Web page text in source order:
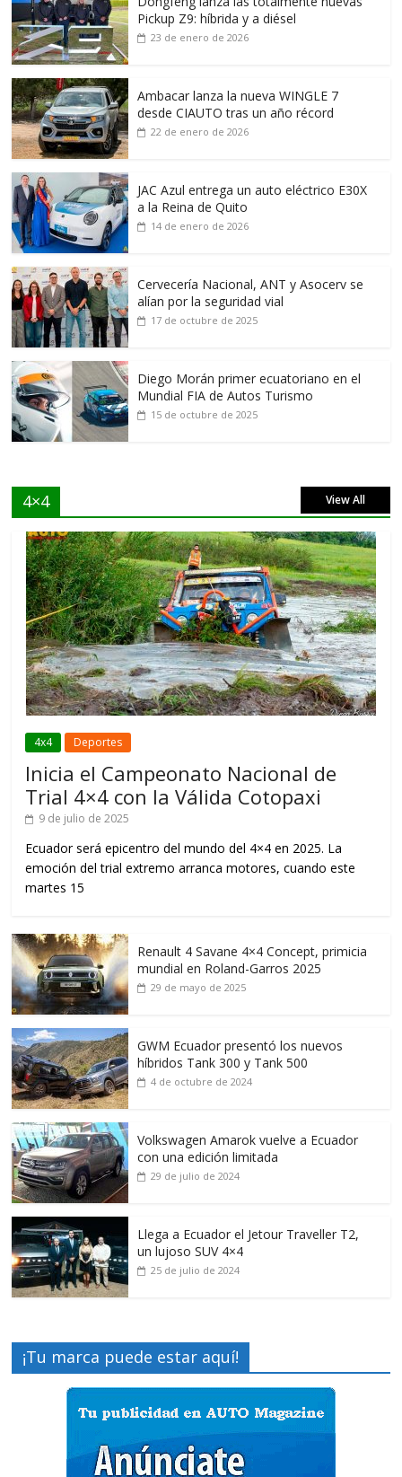
Pickup Z9: híbrida y a diésel
23 de enero de 2026
Ambacar lanza la nueva WINGLE 7
desde CIAUTO tras un año récord
22 de enero de 2026
JAC Azul entrega un auto eléctrico E30X
a la Reina de Quito
14 de enero de 2026
Cervecería Nacional, ANT y Asocerv se
alían por la seguridad vial
17 de octubre de 2025
Diego Morán primer ecuatoriano en el
Mundial FIA de Autos Turismo
15 de octubre de 2025
4×4 View All
4x4 Deportes
Inicia el Campeonato Nacional de
Trial 4×4 con la Válida Cotopaxi
9 de julio de 2025
Ecuador será epicentro del mundo del 4×4 en 2025. La
emoción del trial extremo arranca motores, cuando este
martes 15
Renault 4 Savane 4×4 Concept, primicia
mundial en Roland-Garros 2025
29 de mayo de 2025
GWM Ecuador presentó los nuevos
híbridos Tank 300 y Tank 500
4 de octubre de 2024
Volkswagen Amarok vuelve a Ecuador
con una edición limitada
29 de julio de 2024
Llega a Ecuador el Jetour Traveller T2,
un lujoso SUV 4×4
25 de julio de 2024
¡Tu marca puede estar aquí!